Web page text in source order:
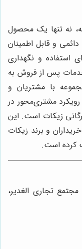
نه تنها یک محصول
و قابل اطمینان
استفاده و نگهداری
پس از فروش به
با مشتریان و
مشتری‌محور در
زیکات است. این
و برند زیکات
کرده است.
تجاری الغدیر،